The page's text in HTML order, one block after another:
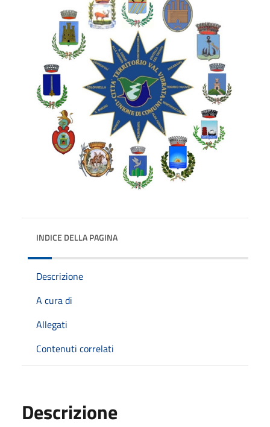
INDICE DELLA PAGINA
Descrizione
A cura di
Allegati
Contenuti correlati
Descrizione